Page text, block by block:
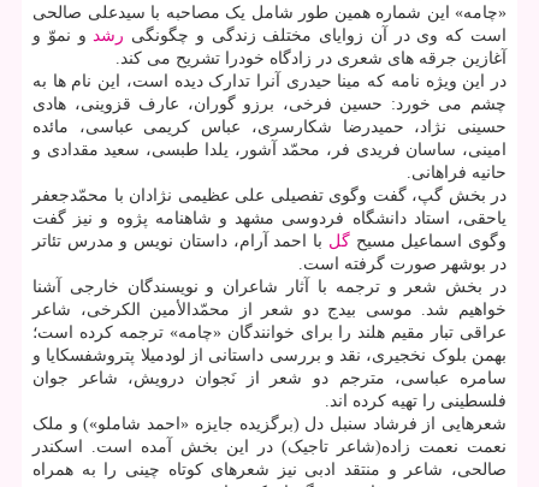
«چامه» این شماره همین طور شامل یک مصاحبه با سیدعلی صالحی
است که وی در آن زوایای مختلف زندگی و چگونگی رشد و نموّ و
آغازین جرقه های شعری در زادگاه خودرا تشریح می کند.
در این ویژه نامه که مینا حیدری آنرا تدارک دیده است، این نام ها به
چشم می خورد: حسین فرخی، برزو گوران، عارف قزوینی، هادی
حسینی نژاد، حمیدرضا شکارسری، عباس کریمی عباسی، مائده
امینی، ساسان فریدی فر، محمّد آشور، یلدا طبسی، سعید مقدادی و
حانیه فراهانی.
در بخش گپ، گفت وگوی تفصیلی علی عظیمی نژادان با محمّدجعفر
یاحقی، استاد دانشگاه فردوسی مشهد و شاهنامه پژوه و نیز گفت
وگوی اسماعیل مسیحگل با احمد آرام، داستان نویس و مدرس تئاتر
در بوشهر صورت گرفته است.
در بخش شعر و ترجمه با آثار شاعران و نویسندگان خارجی آشنا
خواهیم شد. موسی بیدج دو شعر از محمّدالأمین الکرخی، شاعر
عراقی تبار مقیم هلند را برای خوانندگان «چامه» ترجمه کرده است؛
بهمن بلوک نخجیری، نقد و بررسی داستانی از لودمیلا پتروشفسکایا و
سامره عباسی، مترجم دو شعر از نَجوان درویش، شاعر جوان
فلسطینی را تهیه کرده اند.
شعرهایی از فرشاد سنبل دل (برگزیده جایزه «احمد شاملو») و ملک
نعمت نعمت زاده(شاعر تاجیک) در این بخش آمده است. اسکندر
صالحی، شاعر و منتقد ادبی نیز شعرهای کوتاه چینی را به همراه